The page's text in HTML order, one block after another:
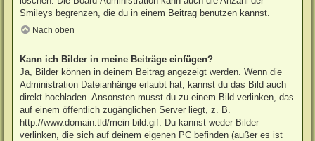
Smileys begrenzen, die du in einem Beitrag benutzen kannst.
Nach oben
Kann ich Bilder in meine Beiträge einfügen?
Ja, Bilder können in deinem Beitrag angezeigt werden. Wenn die
Administration Dateianhänge erlaubt hat, kannst du das Bild auch
direkt hochladen. Ansonsten musst du zu einem Bild verlinken, das
auf einem öffentlich zugänglichen Server liegt, z. B.
http://www.domain.tld/mein-bild.gif. Du kannst weder Bilder
verlinken, die sich auf deinem eigenen PC befinden (außer es ist